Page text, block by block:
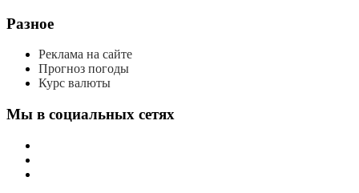
Разное
Реклама на сайте
Прогноз погоды
Курс валюты
Мы в социальных сетях